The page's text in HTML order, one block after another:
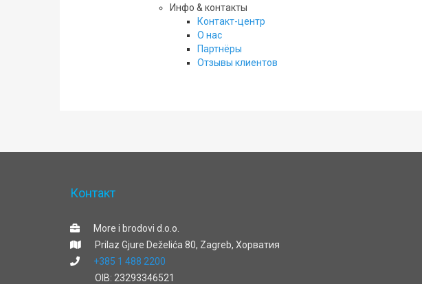
Инфо & контакты
Контакт-центр
О нас
Партнёры
Отзывы клиентов
Контакт
More i brodovi d.o.o.
Prilaz Gjure Deželića 80, Zagreb, Хорватия
+385 1 488 2200
OIB: 23293346521